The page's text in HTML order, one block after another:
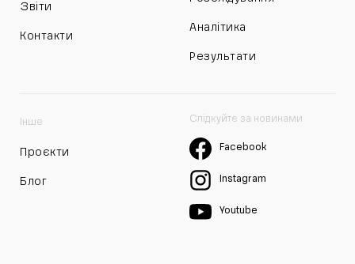
Звіти
Контакти
Аналітика
Результати
Інше
Проєкти
Блог
Слідкуйте за новинами
Facebook
Instagram
Youtube